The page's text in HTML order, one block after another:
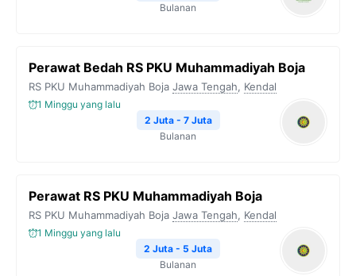
Bulanan
Perawat Bedah RS PKU Muhammadiyah Boja
RS PKU Muhammadiyah Boja Jawa Tengah, Kendal
1 Minggu yang lalu
2 Juta - 7 Juta
Bulanan
Perawat RS PKU Muhammadiyah Boja
RS PKU Muhammadiyah Boja Jawa Tengah, Kendal
1 Minggu yang lalu
2 Juta - 5 Juta
Bulanan